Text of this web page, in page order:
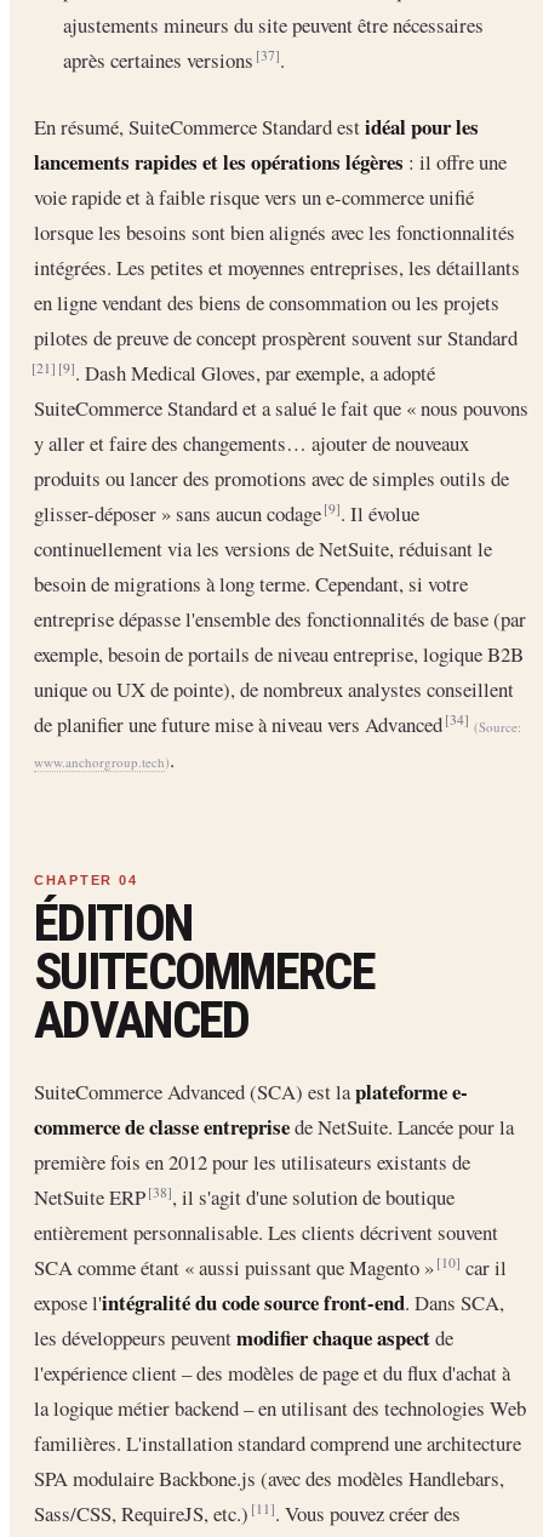
ajustements mineurs du site peuvent être nécessaires
après certaines versions[37].
En résumé, SuiteCommerce Standard estidéal pour les
lancements rapides et les opérations légères : il offre une
voie rapide et à faible risque vers un e-commerce unifié
lorsque les besoins sont bien alignés avec les fonctionnalités
intégrées. Les petites et moyennes entreprises, les détaillants
en ligne vendant des biens de consommation ou les projets
pilotes de preuve de concept prospèrent souvent sur Standard
[21] [9]. Dash Medical Gloves, par exemple, a adopté
SuiteCommerce Standard et a salué le fait que « nous pouvons
y aller et faire des changements… ajouter de nouveaux
produits ou lancer des promotions avec de simples outils de
glisser-déposer » sans aucun codage[9]. Il évolue
continuellement via les versions de NetSuite, réduisant le
besoin de migrations à long terme. Cependant, si votre
entreprise dépasse l'ensemble des fonctionnalités de base (par
exemple, besoin de portails de niveau entreprise, logique B2B
unique ou UX de pointe), de nombreux analystes conseillent
de planifier une future mise à niveau vers Advanced[34] (Source:
www.anchorgroup.tech).
ÉDITION
SUITECOMMERCE
ADVANCED
SuiteCommerce Advanced (SCA) est laplateforme e-
commerce de classe entreprisede NetSuite. Lancée pour la
première fois en 2012 pour les utilisateurs existants de
NetSuite ERP[38], il s'agit d'une solution de boutique
entièrement personnalisable. Les clients décrivent souvent
SCA comme étant « aussi puissant que Magento »[10] car il
expose l'intégralité du code source front-end. Dans SCA,
les développeurs peuventmodifier chaque aspectde
l'expérience client – des modèles de page et du flux d'achat à
la logique métier backend – en utilisant des technologies Web
familières. L'installation standard comprend une architecture
SPA modulaire Backbone.js (avec des modèles Handlebars,
Sass/CSS, RequireJS, etc.)[11]. Vous pouvez créer des